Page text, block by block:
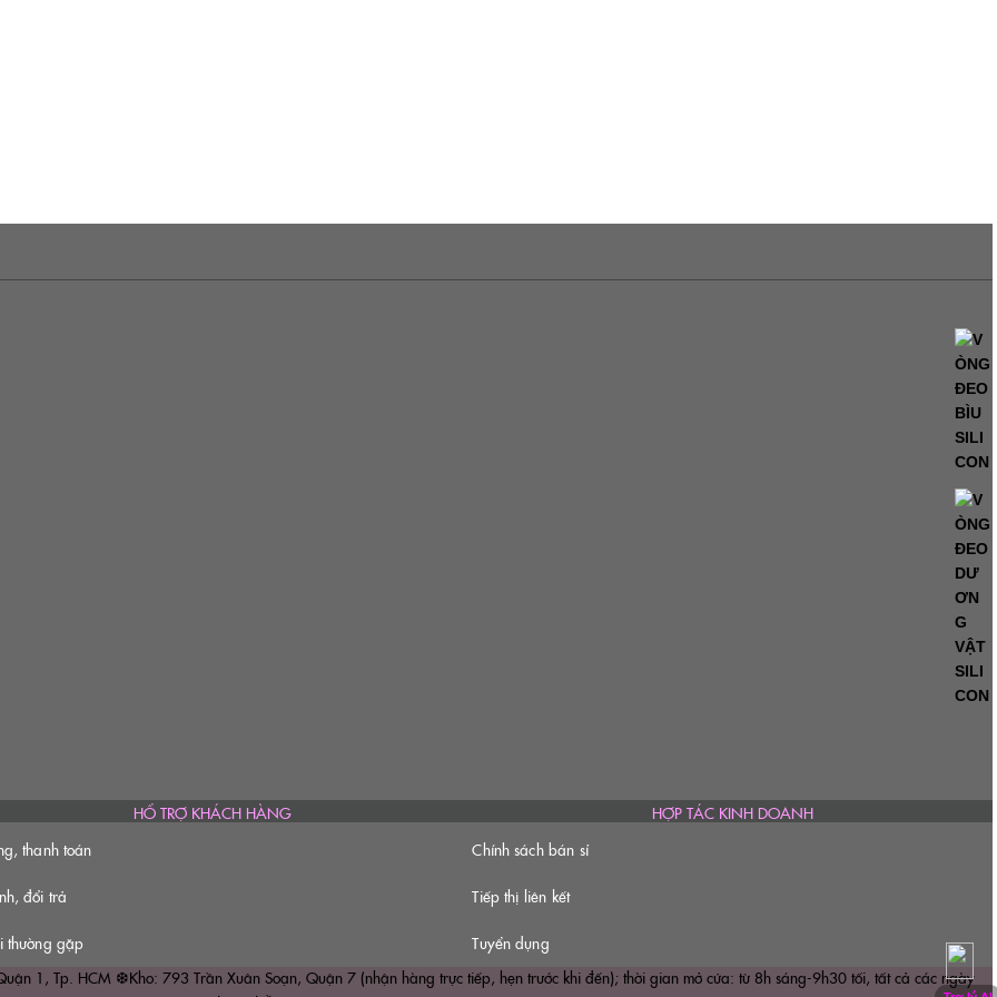
HỔ TRỢ KHÁCH HÀNG
thanh toán
đổi trả
thường gặp
HỢP TÁC KINH DOANH
Chính sách bán sỉ
Tiếp thị liên kết
Tuyển dụng
1, Tp. HCM ❆Kho: 793 Trần Xuân Soạn, Quận 7 (nhận hàng trực tiếp, hẹn trước khi đến); thời gian mở cửa: từ 8h sáng-9h30 tối, tất cả các ngày